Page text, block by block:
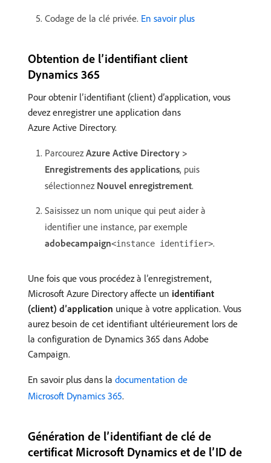
Codage de la clé privée. En savoir plus
Obtention de l’identifiant client
Dynamics 365
Pour obtenir l’identifiant (client) d’application, vous
devez enregistrer une application dans
Azure Active Directory.
ParcourezAzure Active Directory >
Enregistrements des applications, puis
sélectionnez Nouvel enregistrement.
Saisissez un nom unique qui peut aider à
identifier une instance, par exemple
adobecampaign<instance identifier>.
Une fois que vous procédez à l’enregistrement,
Microsoft Azure Directory affecte un identifiant
(client) d’application unique à votre application. Vous
aurez besoin de cet identifiant ultérieurement lors de
la configuration de Dynamics 365 dans Adobe
Campaign.
En savoir plus dans la documentation de
Microsoft Dynamics 365.
Génération de l’identifiant de clé de
certificat Microsoft Dynamics et de l’ID de